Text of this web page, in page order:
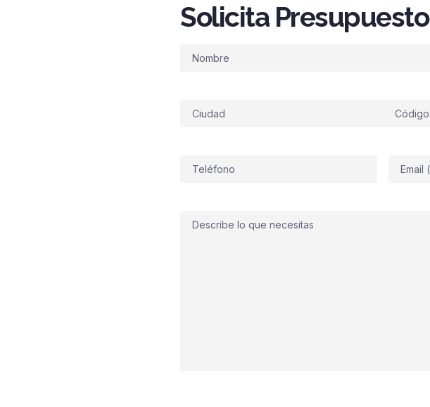
Solicita Presupuesto
Nombre
Dirección
Teléfono
Correo
Comentario